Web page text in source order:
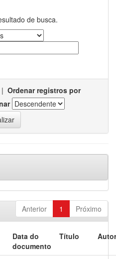
de busca.
| Ordenar registros por
Anterior 1 Próximo
Data do
documento
Título